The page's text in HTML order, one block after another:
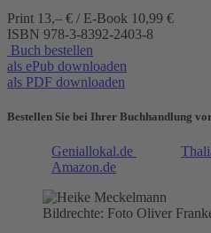
Print 13,– € / E-Book 10,99 €
ISBN 978-3-8392-2403-8
Buch bestellen
als ePub downloaden
als PDF downloaden
Bestellen Sie bei Ihrer Buchhandlung
Geniallokal.de
Amazon.de
Bildrechte: Foto Oliver